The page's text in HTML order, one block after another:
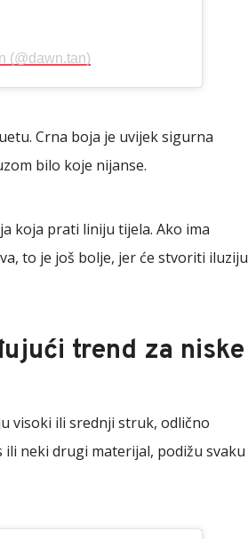
(@dawn.tan)
Crna boja je uvijek sigurna
bilo koje nijanse.
koja prati liniju tijela. Ako ima
to je još bolje, jer će stvoriti iluziju
trend za niske
visoki ili srednji struk, odlično
neki drugi materijal, podižu svaku